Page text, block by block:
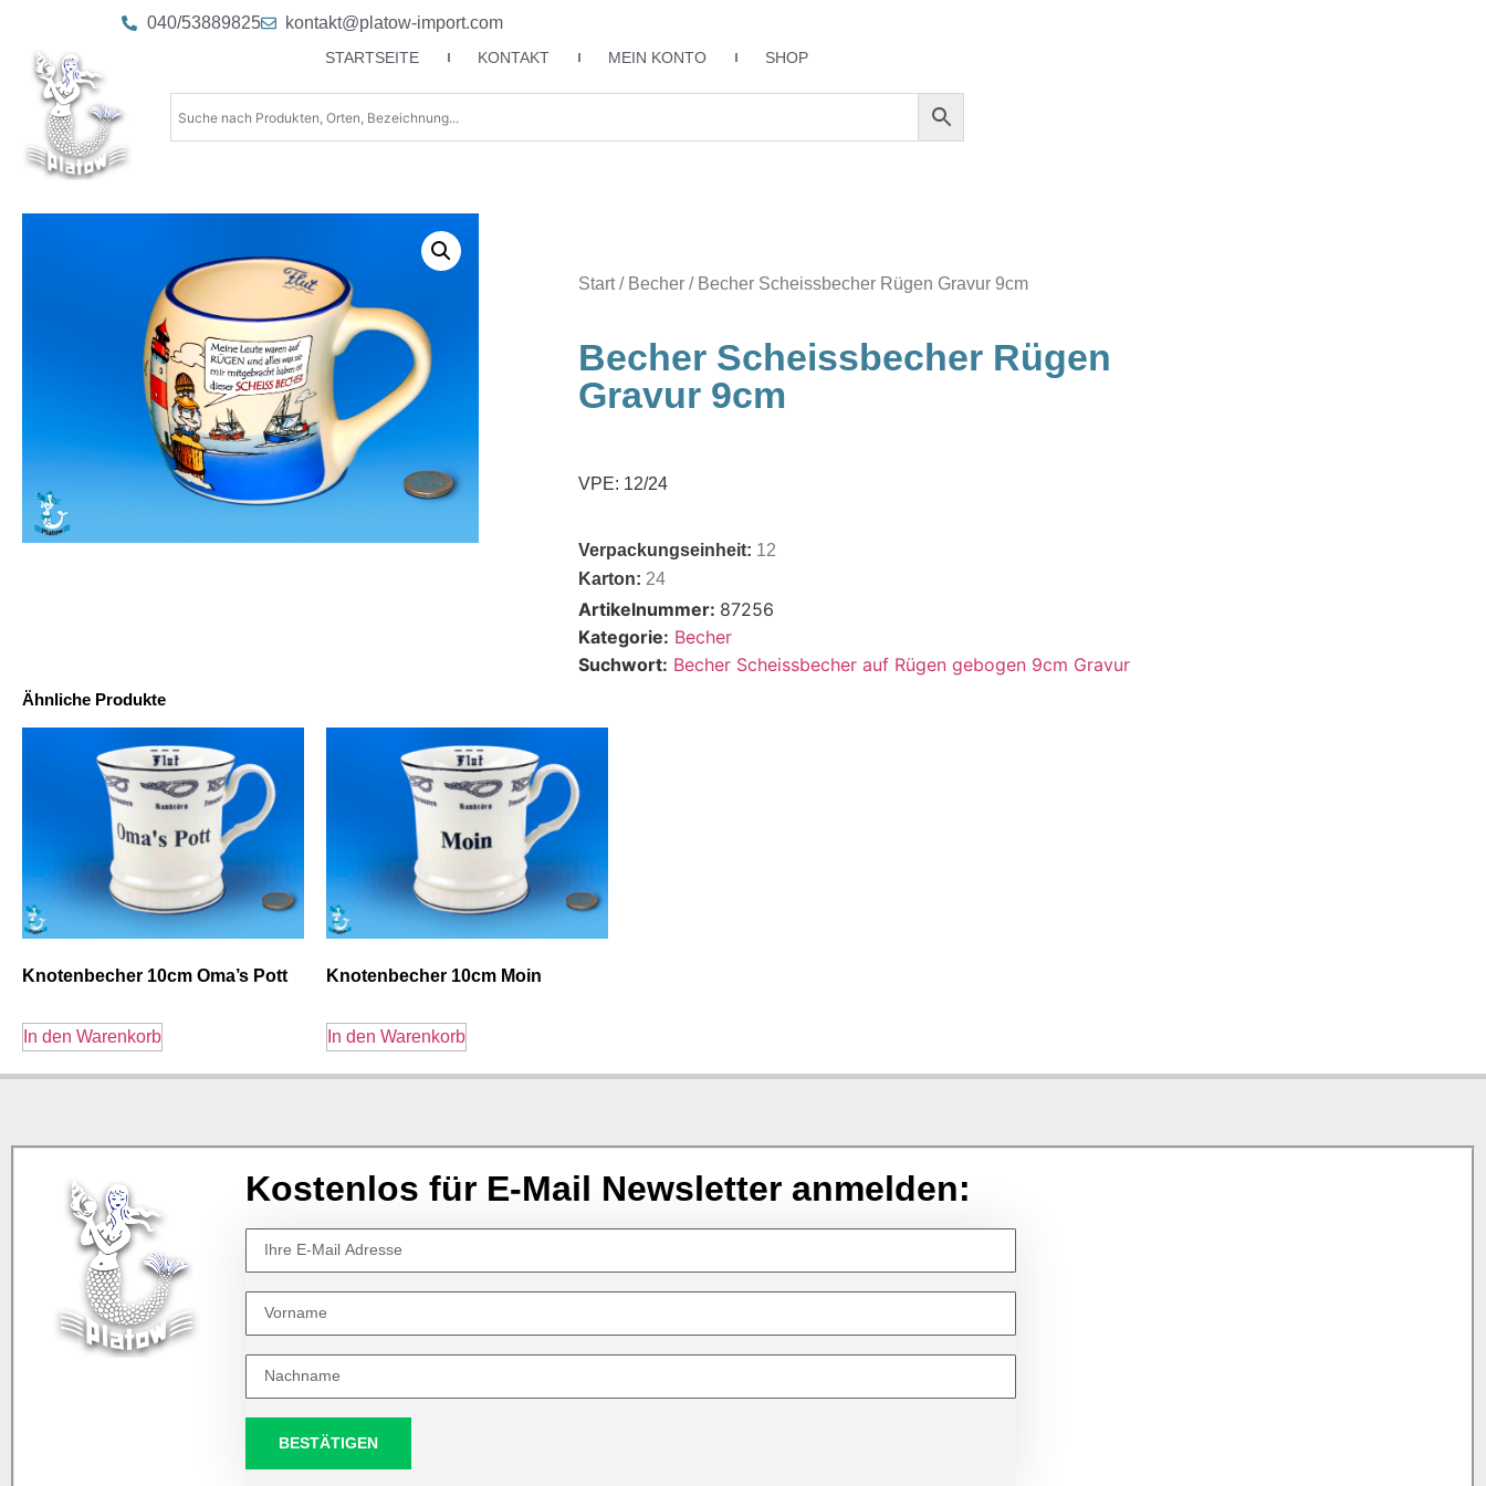
040/53889825 kontakt@platow-import.com
STARTSEITE KONTAKT MEIN KONTO SHOP
Start/ Becher / Becher Scheissbecher Rügen Gravur 9cm
Becher Scheissbecher Rügen
Gravur 9cm
VPE: 12/24
Verpackungseinheit: 12
Karton: 24
Artikelnummer: 87256
Kategorie: Becher
Suchwort: Becher Scheissbecher auf Rügen gebogen 9cm Gravur
Ähnliche Produkte
Knotenbecher 10cm Oma’s Pott
In den Warenkorb
Knotenbecher 10cm Moin
In den Warenkorb
Kostenlos für E-Mail Newsletter anmelden:
BESTÄTIGEN